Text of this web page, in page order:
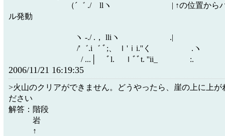
（´゛ ./ llヽ | ↑の位置からバース
ル発動
ヽ -./ .， lliヽ .|
/'゛.i゛ ﾞ;、 ｌ'ｉi.''く .ヽ
/ ...│ ﾞl. ｌﾞﾞt. ''ii_ :.
2006/11/21 16:19:35
>火山のクリアができません。どうやったら、崖の上に上が
ださい
解答：階段
岩
↑